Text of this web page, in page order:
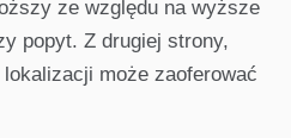
ze względu na wyższe
popyt. Z drugiej strony,
może zaoferować